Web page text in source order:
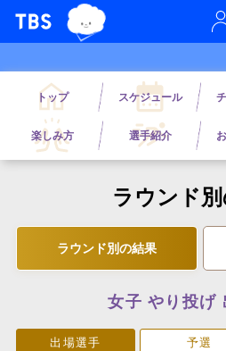
TBSテレビ｜ときめくとき
トップ スケジュール
楽しみ方 選手紹介
ラウンド
ラウンド別の結果
女子 やり投げ
出場選手 予選